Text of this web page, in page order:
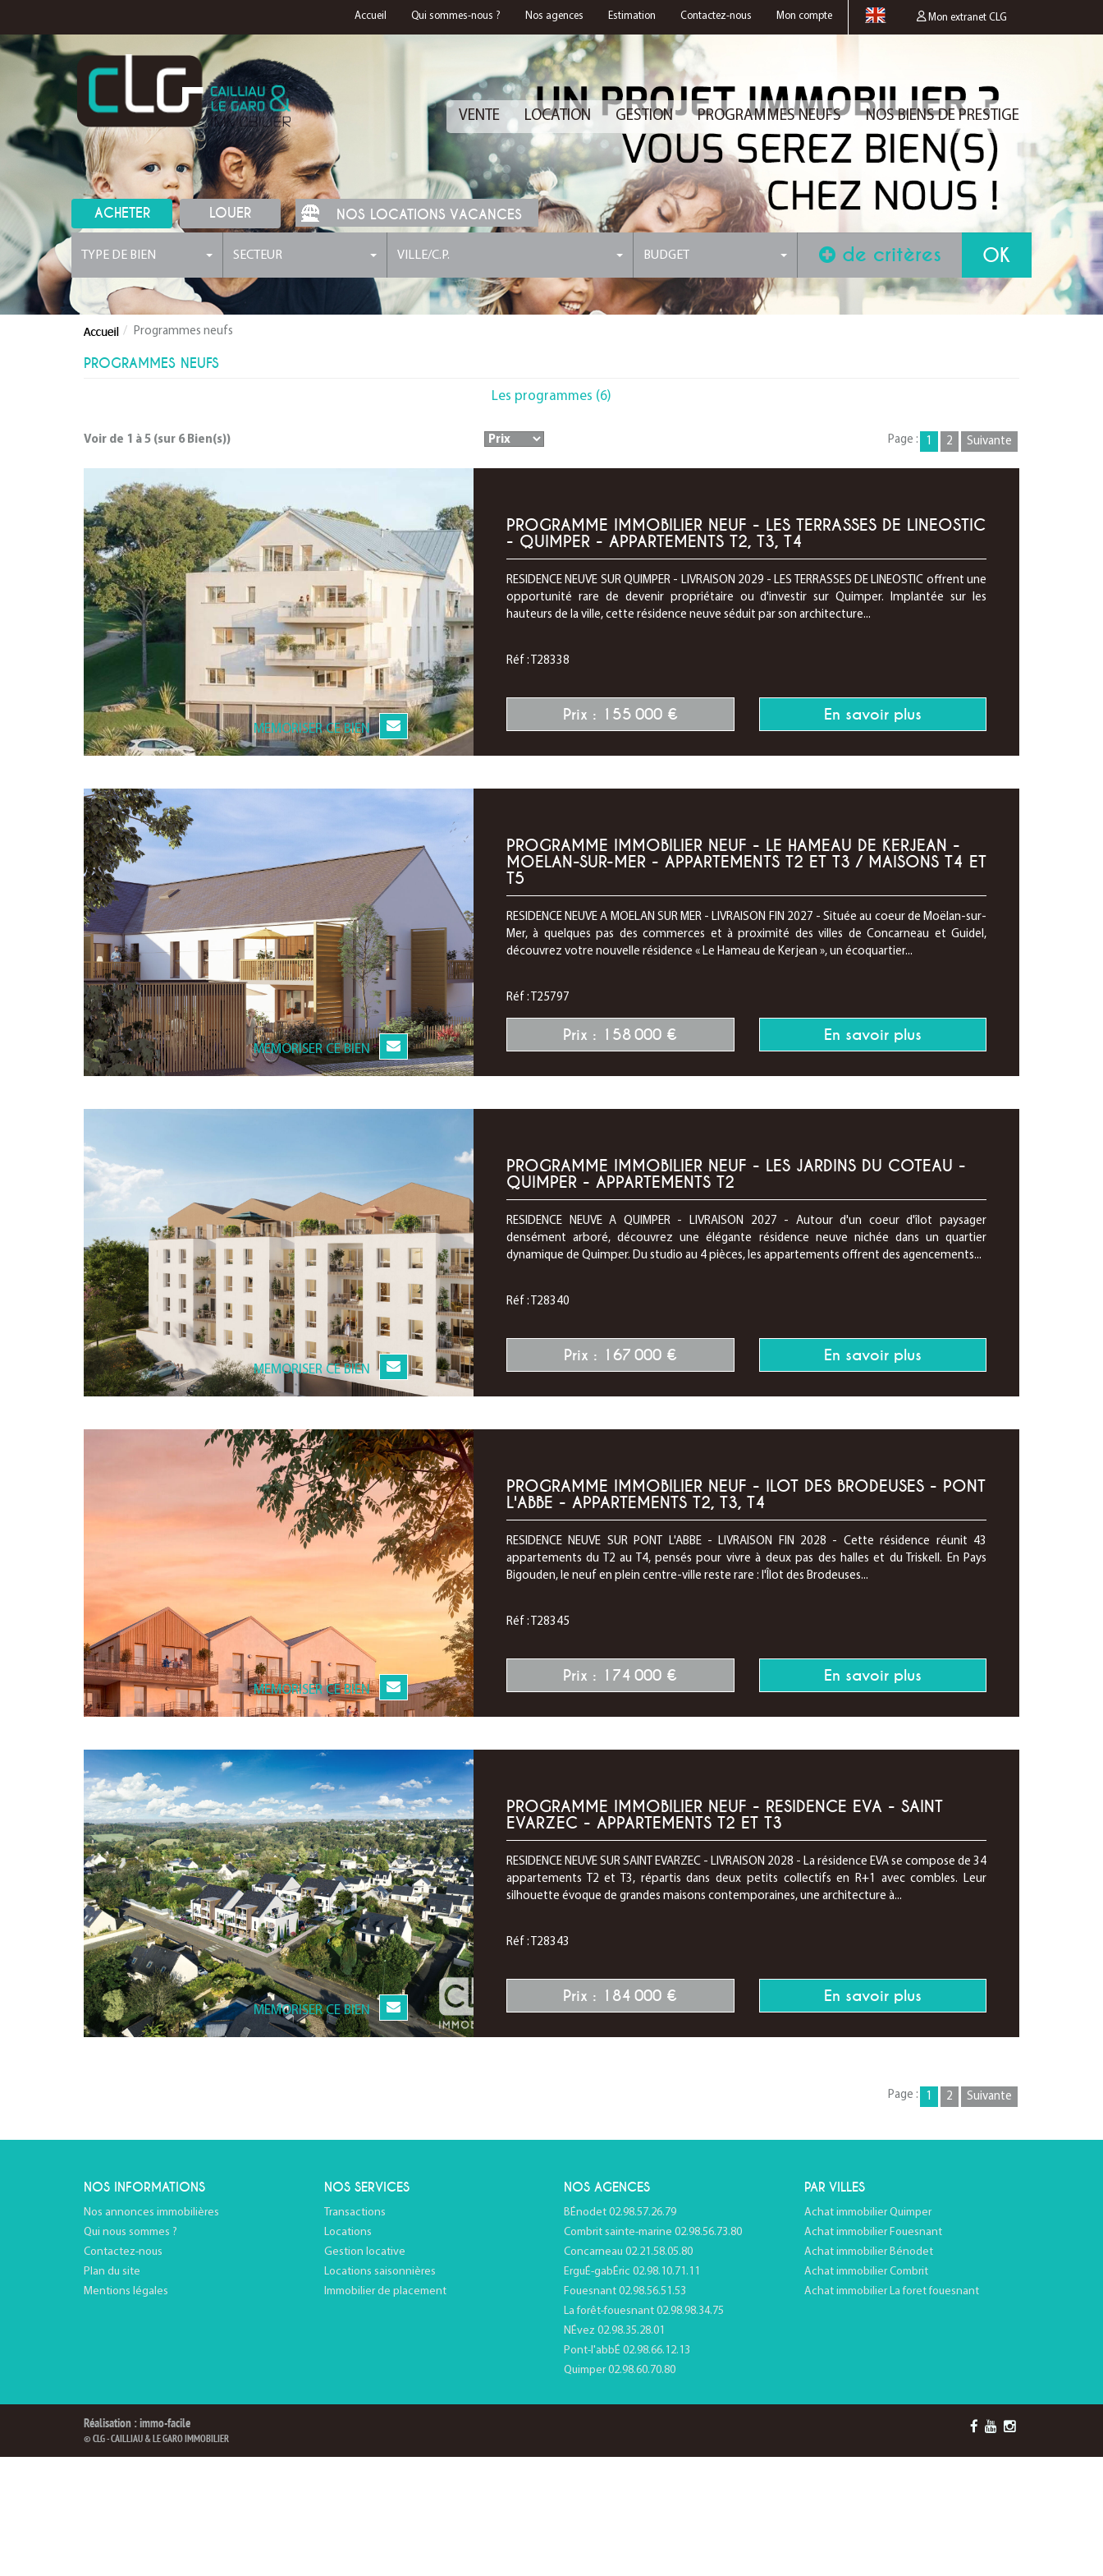
Mon extranet CLG
Accueil Qui sommes-nous ? Nos agences Estimation Contactez-nous Mon compte
VENTE LOCATION GESTION PROGRAMMES NEUFS NOS BIENS DE PRESTIGE
ACHETER LOUER NOS LOCATIONS VACANCES
TYPE DE BIEN SECTEUR VILLE/C.P. BUDGET de critères
Programmes neufs
PROGRAMMES NEUFS
Les programmes (6)
Voir de 1 à 5 (sur 6Bien(s)) 1 2 Suivante
Page :
MEMORISER CE BIEN
PROGRAMME IMMOBILIER NEUF - LES TERRASSES DE LINEOSTIC
- QUIMPER - APPARTEMENTS T2, T3, T4
RESIDENCE NEUVE SUR QUIMPER - LIVRAISON 2029 - LES TERRASSES DE LINEOSTIC offrent une
opportunité rare de devenir propriétaire ou d'investir sur Quimper. Implantée sur les
hauteurs de la ville, cette résidence neuve séduit par son architecture...
Réf : T28338
Prix : 155 000 € En savoir plus
MEMORISER CE BIEN
PROGRAMME IMMOBILIER NEUF - LE HAMEAU DE KERJEAN -
MOELAN-SUR-MER - APPARTEMENTS T2 ET T3 / MAISONS T4 ET
T5
RESIDENCE NEUVE A MOELAN SUR MER - LIVRAISON FIN 2027 - Située au coeur de Moëlan-sur-
Mer, à quelques pas des commerces et à proximité des villes de Concarneau et Guidel,
découvrez votre nouvelle résidence « Le Hameau de Kerjean », un écoquartier...
Réf : T25797
Prix : 158 000 € En savoir plus
MEMORISER CE BIEN
PROGRAMME IMMOBILIER NEUF - LES JARDINS DU COTEAU -
QUIMPER - APPARTEMENTS T2
RESIDENCE NEUVE A QUIMPER - LIVRAISON 2027 - Autour d'un coeur d'îlot paysager
densément arboré, découvrez une élégante résidence neuve nichée dans un quartier
dynamique de Quimper. Du studio au 4 pièces, les appartements offrent des agencements...
Réf : T28340
Prix : 167 000 € En savoir plus
MEMORISER CE BIEN
PROGRAMME IMMOBILIER NEUF - ILOT DES BRODEUSES - PONT
L'ABBE - APPARTEMENTS T2, T3, T4
RESIDENCE NEUVE SUR PONT L'ABBE - LIVRAISON FIN 2028 - Cette résidence réunit 43
appartements du T2 au T4, pensés pour vivre à deux pas des halles et du Triskell. En Pays
Bigouden, le neuf en plein centre-ville reste rare : l'Îlot des Brodeuses...
Réf : T28345
Prix : 174 000 € En savoir plus
MEMORISER CE BIEN
PROGRAMME IMMOBILIER NEUF - RESIDENCE EVA - SAINT
EVARZEC - APPARTEMENTS T2 ET T3
RESIDENCE NEUVE SUR SAINT EVARZEC - LIVRAISON 2028 - La résidence EVA se compose de 34
appartements T2 et T3, répartis dans deux petits collectifs en R+1 avec combles. Leur
silhouette évoque de grandes maisons contemporaines, une architecture à...
Réf : T28343
Prix : 184 000 € En savoir plus
1 2 Suivante
Page :
NOS INFORMATIONS
Nos annonces immobilières
Qui nous sommes ?
Contactez-nous
Plan du site
Mentions légales
NOS SERVICES
Transactions
Locations
Gestion locative
Locations saisonnières
Immobilier de placement
NOS AGENCES
BÉnodet 02.98.57.26.79
Combrit sainte-marine 02.98.56.73.80
Concarneau 02.21.58.05.80
ErguÉ-gabÉric 02.98.10.71.11
Fouesnant 02.98.56.51.53
La forêt-fouesnant 02.98.98.34.75
NÉvez 02.98.35.28.01
Pont-l'abbÉ 02.98.66.12.13
Quimper 02.98.60.70.80
PAR VILLES
Achat immobilier Quimper
Achat immobilier Fouesnant
Achat immobilier Bénodet
Achat immobilier Combrit
Achat immobilier La foret fouesnant
Réalisation : immo-facile
© CLG - CAILLIAU & LE GARO IMMOBILIER